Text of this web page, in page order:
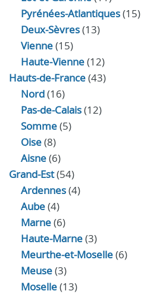
Pyrénées-Atlantiques(15)
Deux-Sèvres(13)
Vienne(15)
Haute-Vienne(12)
Hauts-de-France(43)
Nord(16)
Pas-de-Calais(12)
Somme(5)
Oise(8)
Aisne(6)
Grand-Est(54)
Ardennes(4)
Aube(4)
Marne(6)
Haute-Marne(3)
Meurthe-et-Moselle(6)
Meuse(3)
Moselle(13)